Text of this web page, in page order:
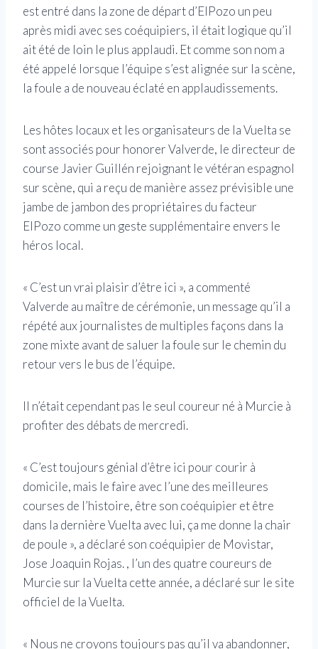
est entré dans la zone de départ d’ElPozo un peu
après midi avec ses coéquipiers, il était logique qu’il
ait été de loin le plus applaudi. Et comme son nom a
été appelé lorsque l’équipe s’est alignée sur la scène,
la foule a de nouveau éclaté en applaudissements.
Les hôtes locaux et les organisateurs de la Vuelta se
sont associés pour honorer Valverde, le directeur de
course Javier Guillén rejoignant le vétéran espagnol
sur scène, qui a reçu de manière assez prévisible une
jambe de jambon des propriétaires du facteur
ElPozo comme un geste supplémentaire envers le
héros local.
« C’est un vrai plaisir d’être ici », a commenté
Valverde au maître de cérémonie, un message qu’il a
répété aux journalistes de multiples façons dans la
zone mixte avant de saluer la foule sur le chemin du
retour vers le bus de l’équipe.
Il n’était cependant pas le seul coureur né à Murcie à
profiter des débats de mercredi.
« C’est toujours génial d’être ici pour courir à
domicile, mais le faire avec l’une des meilleures
courses de l’histoire, être son coéquipier et être
dans la dernière Vuelta avec lui, ça me donne la chair
de poule », a déclaré son coéquipier de Movistar,
Jose Joaquin Rojas. , l’un des quatre coureurs de
Murcie sur la Vuelta cette année, a déclaré sur le site
officiel de la Vuelta.
« Nous ne croyons toujours pas qu’il va abandonner,